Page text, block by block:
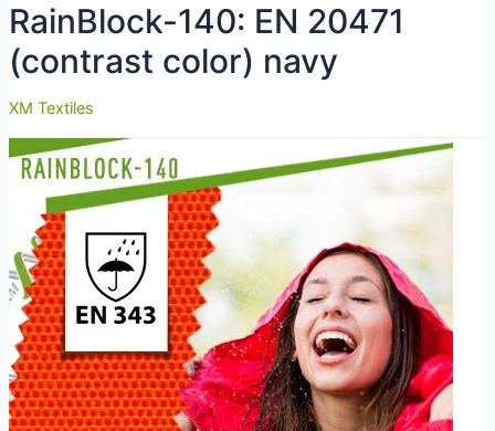
RainBlock-140: EN 20471
(contrast color) navy
XM Textiles